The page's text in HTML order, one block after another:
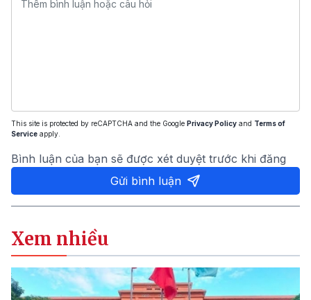
This site is protected by reCAPTCHA and the Google Privacy Policy and Terms of
Service apply.
Bình luận của bạn sẽ được xét duyệt trước khi đăng
Gửi bình luận
Xem nhiều